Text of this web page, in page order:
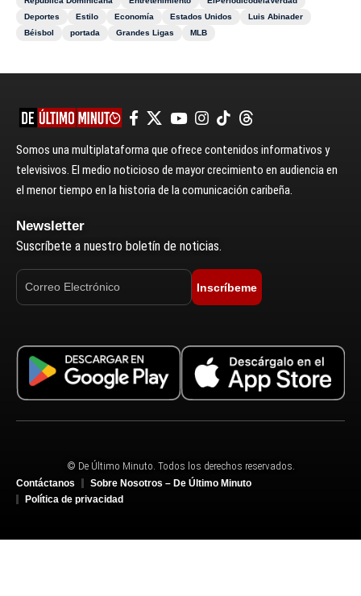
Deportes
Estilo Economía Estados Unidos
Luis Abinader
Béisbol
portada Grandes Ligas MLB
Somos una multiplataforma que ofrece contenidos informativos y
televisivos. El medio noticioso de mayor crecimiento en audiencia en
el menor tiempo en la historia de la comunicación caribeña.
Newsletter
Suscríbete a nuestro boletín de noticias.
Inscríbeme
© De Último Minuto. Todos los derechos reservados.
Contáctanos
Sobre Nosotros – De Último Minuto
Política de privacidad